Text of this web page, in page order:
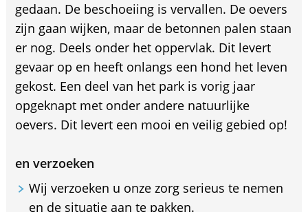
gedaan. De beschoeiing is vervallen. De oevers
zijn gaan wijken, maar de betonnen palen staan
er nog. Deels onder het oppervlak. Dit levert
gevaar op en heeft onlangs een hond het leven
gekost. Een deel van het park is vorig jaar
opgeknapt met onder andere natuurlijke
oevers. Dit levert een mooi en veilig gebied op!
en verzoeken
Wij verzoeken u onze zorg serieus te nemen
en de situatie aan te pakken.